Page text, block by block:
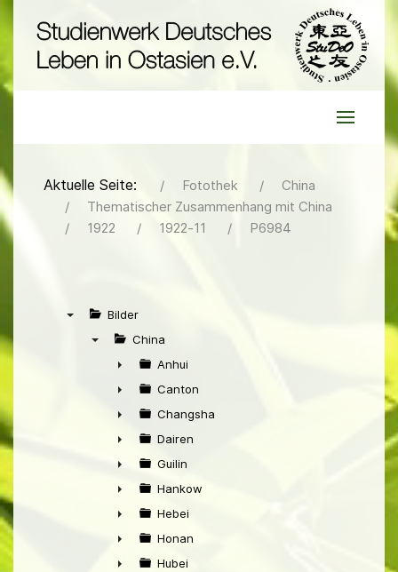
Aktuelle Seite: Fotothek
China
Thematischer Zusammenhang mit China
1922
1922-11 P6984
Bilder
China
►
Anhui
►
Canton
►
Changsha
►
Dairen
►
Guilin
►
Hankow
►
Hebei
►
Honan
Hubei